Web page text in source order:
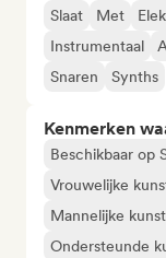
Slaat Met
Instrumentaal
Snaren
Synths
Kenmerken
Beschikbaar op
Vrouwelijke
Mannelijke
Ondersteunde